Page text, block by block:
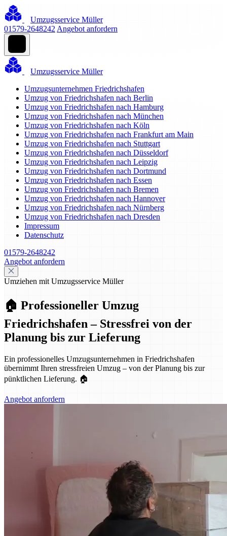
Umzugsservice Müller
01579-2648242 Angebot anfordern
Umzugsservice Müller
Umzugsunternehmen Friedrichshafen
Umzug von Friedrichshafen nach Berlin
Umzug von Friedrichshafen nach Hamburg
Umzug von Friedrichshafen nach München
Umzug von Friedrichshafen nach Köln
Umzug von Friedrichshafen nach Frankfurt am Main
Umzug von Friedrichshafen nach Stuttgart
Umzug von Friedrichshafen nach Düsseldorf
Umzug von Friedrichshafen nach Leipzig
Umzug von Friedrichshafen nach Dortmund
Umzug von Friedrichshafen nach Essen
Umzug von Friedrichshafen nach Bremen
Umzug von Friedrichshafen nach Hannover
Umzug von Friedrichshafen nach Nürnberg
Umzug von Friedrichshafen nach Dresden
Impressum
Datenschutz
01579-2648242
Angebot anfordern
Umziehen mit Umzugsservice Müller
🏠 Professioneller Umzug
Friedrichshafen – Stressfrei von der
Planung bis zur Lieferung
Ein professionelles Umzugsunternehmen in Friedrichshafen
übernimmt Ihren stressfreien Umzug – von der Planung bis zur
pünktlichen Lieferung. 🏠
Angebot anfordern